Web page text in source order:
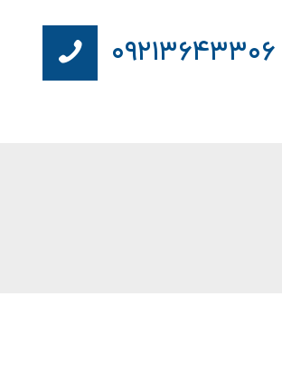
۰۹۲۱۳۶۴۳۳۰۶